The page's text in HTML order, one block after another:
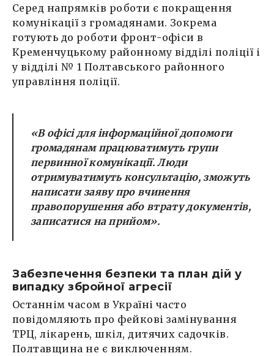
Серед напрямків роботи є покращення
комунікації з громадянами. Зокрема
готують до роботи фронт-офіси в
Кременчуцькому районному відділі поліції і
у відділі № 1 Полтавського районного
управління поліції.
«В офісі для інформаційної допомоги
громадянам працюватимуть групи
первинної комунікації. Люди
отримуватимуть консультацію, зможуть
написати заяву про вчинення
правопорушення або втрату документів,
записатися на прийом».
Забезпечення безпеки та план дій у
випадку збройної агресії
Останнім часом в Україні часто
повідомляють про фейкові замінування
ТРЦ, лікарень, шкіл, дитячих садочків.
Полтавщина не є виключенням.